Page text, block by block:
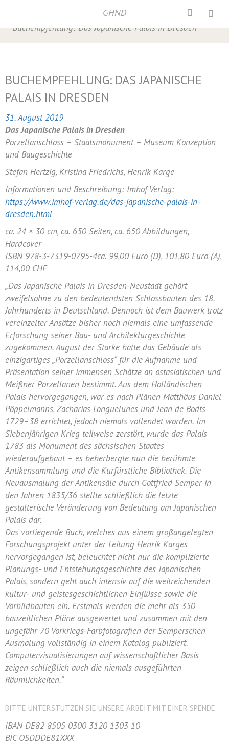
Presse 2019,
/
Buchempfehlung: Das Japanische Palais in Dresden
BUCHEMPFEHLUNG: DAS JAPANISCHE
PALAIS IN DRESDEN
31. August 2019
Das Japanische Palais in Dresden
Porzellanschloss – Staatsmonument – Museum Konzeption
und Baugeschichte
Stefan Hertzig, Kristina Friedrichs, Henrik Karge
Informationen und Beschreibung: Imhof Verlag:
https://www.imhof-verlag.de/das-japanische-palais-in-
dresden.html
ca. 24 × 30 cm, ca. 650 Seiten, ca. 650 Abbildungen,
Hardcover
ISBN 978-3-7319-0795-4ca. 99,00 Euro (D), 101,80 Euro (A),
114,00 CHF
„Das Japanische Palais in Dresden-Neustadt gehört
zweifelsohne zu den bedeutendsten Schlossbauten des 18.
Jahrhunderts in Deutschland. Dennoch ist dem Bauwerk trotz
vereinzelter Ansätze bisher noch niemals eine umfassende
Erforschung seiner Bau- und Architekturgeschichte
zugekommen. August der Starke hatte das Gebäude als
einzigartiges „Porzellanschloss“ für die Aufnahme und
Präsentation seiner immensen Schätze an ostasiatischen und
Meißner Porzellanen bestimmt. Aus dem Holländischen
Palais hervorgegangen, war es nach Plänen Matthäus Daniel
Pöppelmanns, Zacharias Longuelunes und Jean de Bodts
1729–38 errichtet, jedoch niemals vollendet worden. Im
Siebenjährigen Krieg teilweise zerstört, wurde das Palais
1783 als Monument des sächsischen Staates
wiederaufgebaut – es beherbergte nun die berühmte
Antikensammlung und die Kurfürstliche Bibliothek. Die
Neuausmalung der Antikensäle durch Gottfried Semper in
den Jahren 1835/36 stellte schließlich die letzte
gestalterische Veränderung von Bedeutung am Japanischen
Palais dar.
Das vorliegende Buch, welches aus einem großangelegten
Forschungsprojekt unter der Leitung Henrik Karges
hervorgegangen ist, beleuchtet nicht nur die komplizierte
Planungs- und Entstehungsgeschichte des Japanischen
Palais, sondern geht auch intensiv auf die weitreichenden
kultur- und geistesgeschichtlichen Einflüsse sowie die
Vorbildbauten ein. Erstmals werden die mehr als 350
bauzeitlichen Pläne ausgewertet und zusammen mit den
ungefähr 70 Vorkriegs-Farbfotografien der Semperschen
Ausmalung vollständig in einem Katalog publiziert.
Computervisualisierungen auf wissenschaftlicher Basis
zeigen schließlich auch die niemals ausgeführten
Räumlichkeiten.“
BITTE UNTERSTÜTZEN SIE UNSERE ARBEIT MIT EINER SPENDE.
IBAN DE82 8505 0300 3120 1303 10
BIC OSDDDE81XXX
GHND